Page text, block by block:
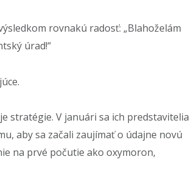
rovnakú radosť: „Blahoželám
úrad!“
stratégie. V januári sa ich predstavitelia
aby sa začali zaujímať o údajne novú
na prvé počutie ako oxymoron,